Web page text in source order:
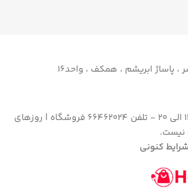
، پاساژ ابریشم ، همکف ، واحد16
پاسخگویی از ساعت 11 الی 20 - تلفن 66462024 فروشگاه | روزهای
نیست.
کنونی